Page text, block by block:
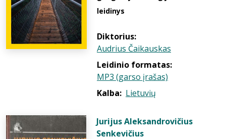
leidinys
Diktorius:
Audrius Čaikauskas
Leidinio formatas:
MP3 (garso įrašas)
Kalba: Lietuvių
Jurijus Aleksandrovičius
Senkevičius